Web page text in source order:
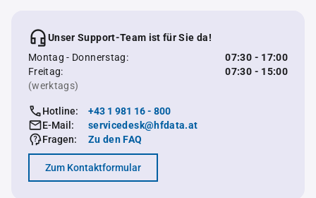
Unser Support-Team ist für Sie da!
Montag - Donnerstag:
07:30 - 17:00
Freitag:
07:30 - 15:00
(werktags)
Hotline:
+43 1 981 16 - 800
E-Mail:
servicedesk@hfdata.at
Fragen:
Zu den FAQ
Zum Kontaktformular